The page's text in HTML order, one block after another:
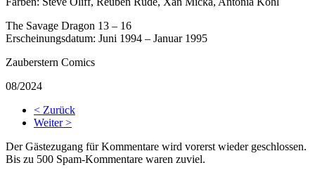
The Savage Dragon 13 – 16
Erscheinungsdatum: Juni 1994 – Januar 1995
Zauberstern Comics
08/2024
< Zurück
Weiter >
Der Gästezugang für Kommentare wird vorerst wieder geschlossen.
Bis zu 500 Spam-Kommentare waren zuviel.